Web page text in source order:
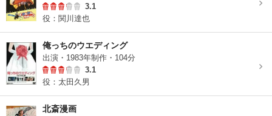
3.1
役：関川達也
俺っちのウエディング
出演・1983年制作・104分
3.1
役：太田久男
北斎漫画